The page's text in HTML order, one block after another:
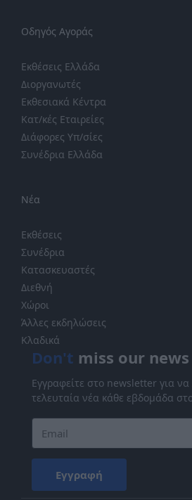
Οδηγός Αγοράς
Εκθέσεις Ελλάδα
Διοργανωτές
Εκθεσιακά Κέντρα
Κατ/κές Εταιρείες
Διάφορες Υπ/σίες
Συνέδρια Ελλάδα
Νέα
Εκθέσεις
Συνέδρια
Κατασκευαστές
Διεθνή
Χώροι
Άλλες εκδηλώσεις
Κλαδικά
Don't miss our news
Εγγραφείτε στο newsletter για
τελευταία νέα κάθε εβδομάδα
Εγγραφή